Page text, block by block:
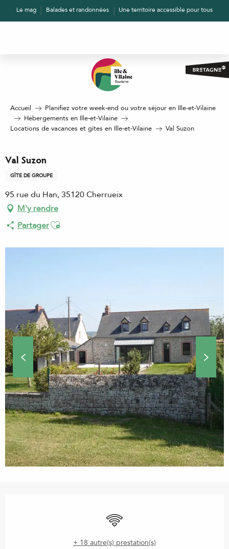
AllerLe mag Balades et randonnées Une territoire accessible pour tous
Accueil
Planifiez votre week-end ou votre séjour en Ille-et-Vilaine
Hébergements en Ille-et-Vilaine
Locations de vacances et gîtes en Ille-et-Vilaine
Val Suzon
Val Suzon
GÎTE DE GROUPE
95 rue du Han, 35120 Cherrueix
M'y rendre
PartagerAjouter aux favoris
WiFi
+ 18 autre(s) prestation(s)